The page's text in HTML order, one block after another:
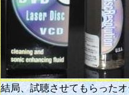
結局、試聴させてもらった